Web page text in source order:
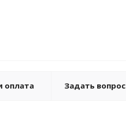
оплата Задать вопрос